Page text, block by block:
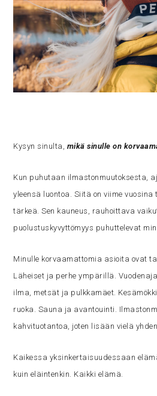
Kysyn sinulta, mikä sinulle on
Kun puhutaan ilmastonmuutoksesta,
yleensä luontoa. Siitä on viime
tärkeä. Sen kauneus, rauhoittava
puolustuskyvyttömyys puhuttelevat
Minulle korvaamattomia asioita ovat
Läheiset ja perhe ympärillä.
ilma, metsät ja pulkkamäet.
ruoka. Sauna ja avantouinti.
kahvituotantoa, joten lisään vielä
Kaikessa yksinkertaisuudessaan
kuin eläintenkin. Kaikki elämä.